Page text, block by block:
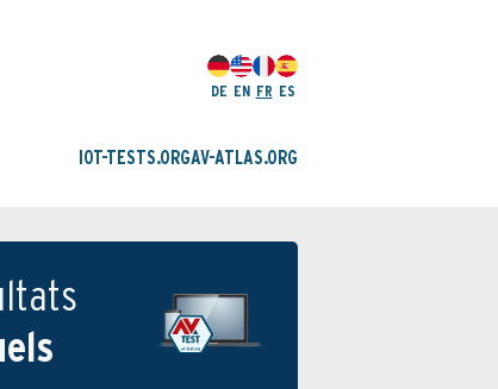
DE EN FR ES
IOT-TESTS.ORGAV-ATLAS.ORG